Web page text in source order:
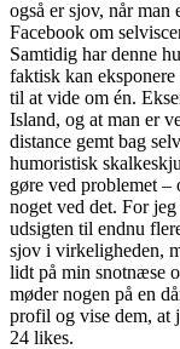
også er sjov, når
Facebook om
Samtidig har denne
faktisk kan
til at vide om én.
Island, og at man er
distance gemt bag
humoristisk
gøre ved problemet
noget ved det. For
udsigten til endnu
sjov i virkeligheden,
lidt på min snotnæse
møder nogen på en
profil og vise dem, at
24 likes.